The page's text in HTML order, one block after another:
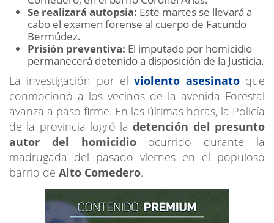
Se realizará autopsia: Este martes se llevará a
cabo el examen forense al cuerpo de Facundo
Bermúdez.
Prisión preventiva: El imputado por homicidio
permanecerá detenido a disposición de la Justicia.
La investigación por el violento asesinato que
conmocionó a los vecinos de la avenida Forestal
avanza a paso firme. En las últimas horas, la Policía
de la provincia logró ladetención del presunto
autor del homicidioocurrido durante la
madrugada del pasado viernes en el populoso
barrio de Alto Comedero.